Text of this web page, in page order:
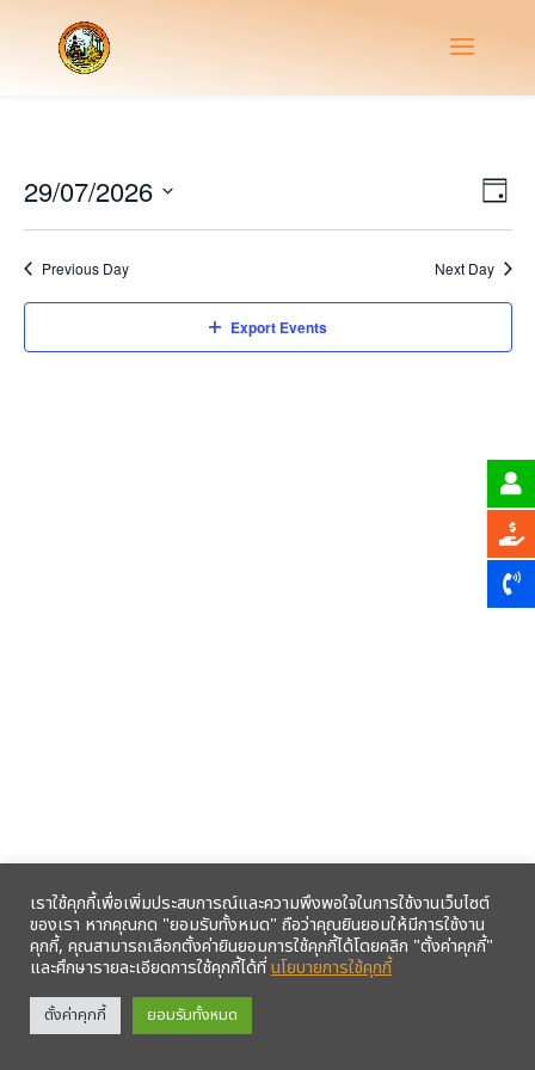
Day
29/07/2026
Previous Day Next Day
Export Events
รับข้อมูลข่าวสารจากสหกรณ์ฯ ผ่าน LINE ก่อนใคร คลิก!
เราใช้คุกกี้เพื่อเพิ่มประสบการณ์และความพึงพอใจในการใช้งานเว็บไซต์
ของเรา หากคุณกด "ยอมรับทั้งหมด" ถือว่าคุณยินยอมให้มีการใช้งาน
คุกกี้, คุณสามารถเลือกตั้งค่ายินยอมการใช้คุกกี้ได้โดยคลิก "ตั้งค่าคุกกี้"
และศึกษารายละเอียดการใช้คุกกี้ได้ที่นโยบายการใช้คุกกี้
ตั้งค่าคุกกี้ ยอมรับทั้งหมด